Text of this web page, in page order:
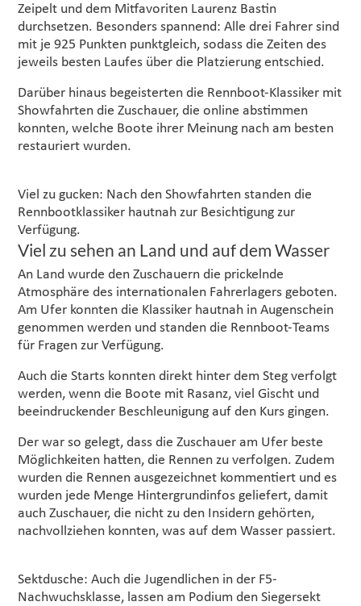
Zeipelt und dem Mitfavoriten Laurenz Bastin
durchsetzen. Besonders spannend: Alle drei Fahrer sind
mit je 925 Punkten punktgleich, sodass die Zeiten des
jeweils besten Laufes über die Platzierung entschied.
Darüber hinaus begeisterten die Rennboot-Klassiker mit
Showfahrten die Zuschauer, die online abstimmen
konnten, welche Boote ihrer Meinung nach am besten
restauriert wurden.
Viel zu gucken: Nach den Showfahrten standen die
Rennbootklassiker hautnah zur Besichtigung zur
Verfügung.
Viel zu sehen an Land und auf dem Wasser
An Land wurde den Zuschauern die prickelnde
Atmosphäre des internationalen Fahrerlagers geboten.
Am Ufer konnten die Klassiker hautnah in Augenschein
genommen werden und standen die Rennboot-Teams
für Fragen zur Verfügung.
Auch die Starts konnten direkt hinter dem Steg verfolgt
werden, wenn die Boote mit Rasanz, viel Gischt und
beeindruckender Beschleunigung auf den Kurs gingen.
Der war so gelegt, dass die Zuschauer am Ufer beste
Möglichkeiten hatten, die Rennen zu verfolgen. Zudem
wurden die Rennen ausgezeichnet kommentiert und es
wurden jede Menge Hintergrundinfos geliefert, damit
auch Zuschauer, die nicht zu den Insidern gehörten,
nachvollziehen konnten, was auf dem Wasser passiert.
Sektdusche: Auch die Jugendlichen in der F5-
Nachwuchsklasse, lassen am Podium den Siegersekt